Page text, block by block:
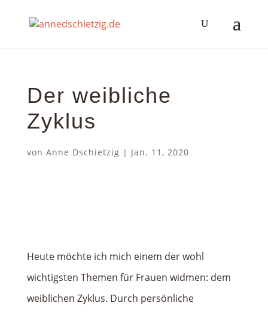
Der weibliche
Zyklus
von Anne Dschietzig | Jan. 11, 2020
Heute möchte ich mich einem der wohl
wichtigsten Themen für Frauen widmen: dem
weiblichen Zyklus. Durch persönliche